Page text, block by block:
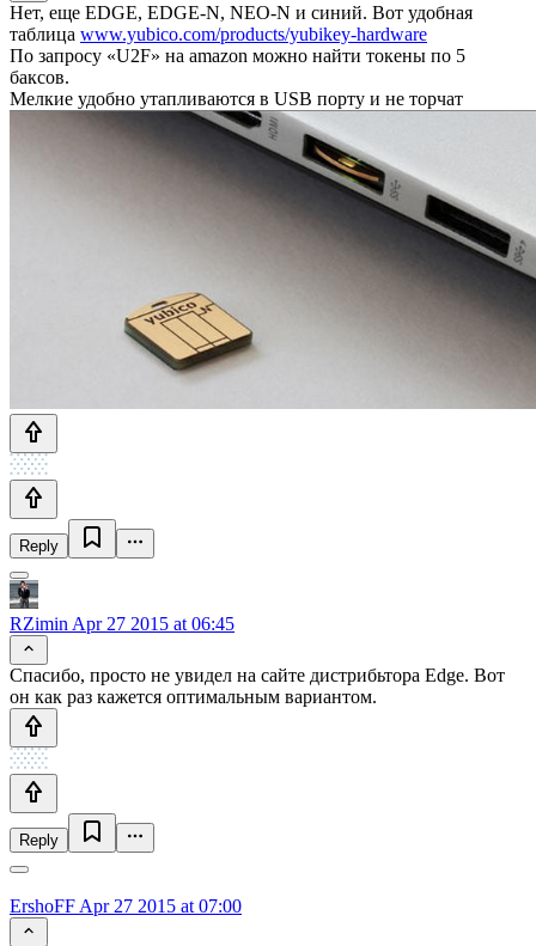
Нет, еще EDGE, EDGE-N, NEO-N и синий. Вот удобная
таблица www.yubico.com/products/yubikey-hardware
По запросу «U2F» на amazon можно найти токены по 5
баксов.
Мелкие удобно утапливаются в USB порту и не торчат
Reply
RZimin Apr 27 2015 at 06:45
Спасибо, просто не увидел на сайте дистрибьтора Edge. Вот
он как раз кажется оптимальным вариантом.
Reply
ErshoFF Apr 27 2015 at 07:00